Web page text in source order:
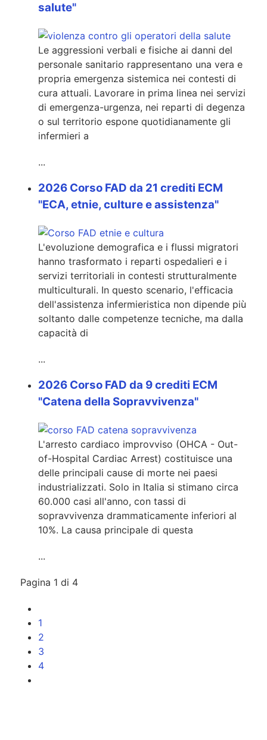
salute"
Le aggressioni verbali e fisiche ai danni del
personale sanitario rappresentano una vera e
propria emergenza sistemica nei contesti di
cura attuali. Lavorare in prima linea nei servizi
di emergenza-urgenza, nei reparti di degenza
o sul territorio espone quotidianamente gli
infermieri a
...
2026 Corso FAD da 21 crediti ECM
"ECA, etnie, culture e assistenza"
L'evoluzione demografica e i flussi migratori
hanno trasformato i reparti ospedalieri e i
servizi territoriali in contesti strutturalmente
multiculturali. In questo scenario, l'efficacia
dell'assistenza infermieristica non dipende più
soltanto dalle competenze tecniche, ma dalla
capacità di
...
2026 Corso FAD da 9 crediti ECM
"Catena della Sopravvivenza"
L'arresto cardiaco improvviso (OHCA - Out-
of-Hospital Cardiac Arrest) costituisce una
delle principali cause di morte nei paesi
industrializzati. Solo in Italia si stimano circa
60.000 casi all'anno, con tassi di
sopravvivenza drammaticamente inferiori al
10%. La causa principale di questa
...
Pagina 1 di 4
1
2
3
4